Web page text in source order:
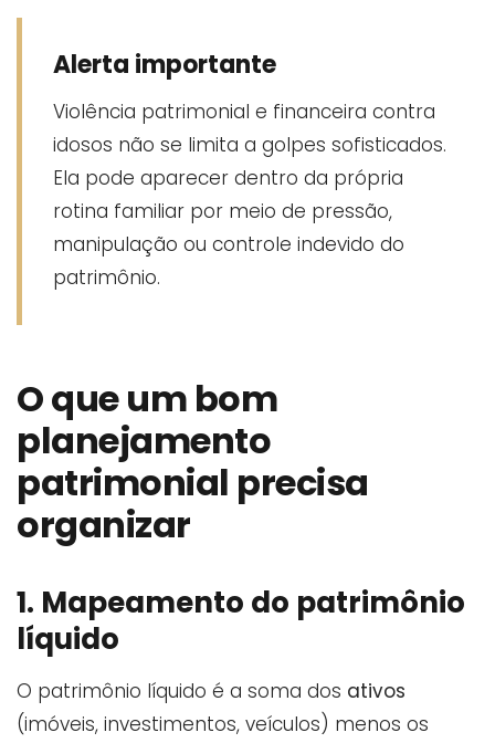
Alerta importante
Violência patrimonial e financeira contra
idosos não se limita a golpes sofisticados.
Ela pode aparecer dentro da própria
rotina familiar por meio de pressão,
manipulação ou controle indevido do
patrimônio.
O que um bom
planejamento
patrimonial precisa
organizar
1. Mapeamento do patrimônio
líquido
O patrimônio líquido é a soma dos ativos
(imóveis, investimentos, veículos) menos os